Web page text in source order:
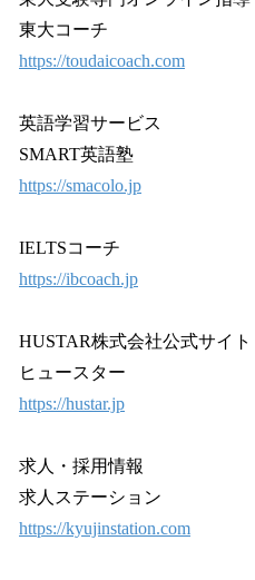
東大コーチ
https://toudaicoach.com
英語学習サービス
SMART英語塾
https://smacolo.jp
IELTSコーチ
https://ibcoach.jp
HUSTAR株式会社公式サイト
ヒュースター
https://hustar.jp
求人・採用情報
求人ステーション
https://kyujinstation.com